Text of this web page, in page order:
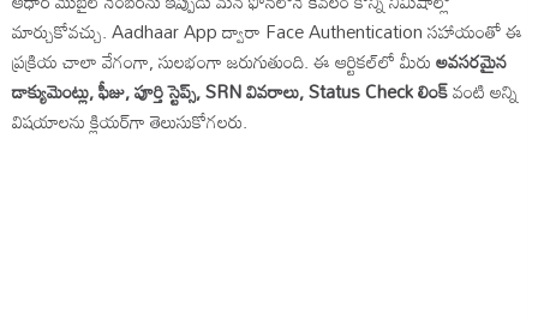
మార్చుకోవచ్చు. Aadhaar App ద్వారా Face Authentication సహాయంతో ఈ
ప్రక్రియ చాలా వేగంగా, సులభంగా జరుగుతుంది. ఈ ఆర్టికల్‌లో మీరుఅవసరమైన
డాక్యుమెంట్లు, ఫీజు, పూర్తి స్టెప్స్, SRN వివరాలు, Status Check లింక్వంటి అన్ని
విషయాలను క్లియర్‌గా తెలుసుకోగలరు.